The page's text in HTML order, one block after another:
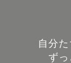
自分
ず